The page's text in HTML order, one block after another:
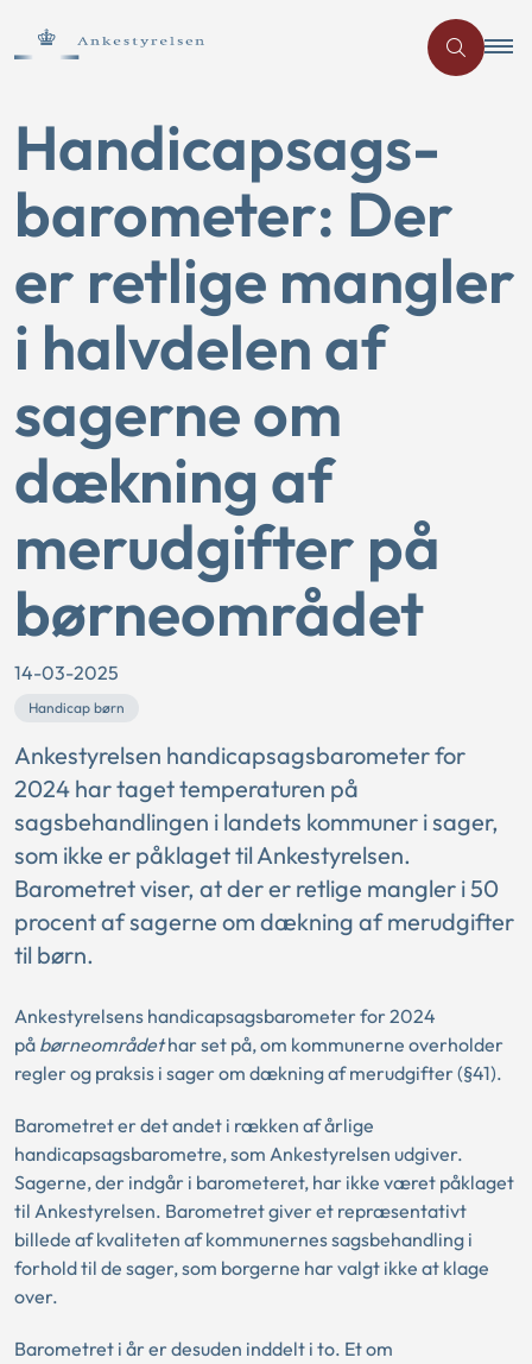
Handicapsags-
barometer: Der
er retlige mangler
i halvdelen af
sagerne om
dækning af
merudgifter på
børneområdet
14-03-2025
Handicap børn
Ankestyrelsen handicapsagsbarometer for
2024 har taget temperaturen på
sagsbehandlingen i landets kommuner i sager,
som ikke er påklaget til Ankestyrelsen.
Barometret viser, at der er retlige mangler i 50
procent af sagerne om dækning af merudgifter
til børn.
Ankestyrelsens handicapsagsbarometer for 2024
på børneområdet har set på, om kommunerne overholder
regler og praksis i sager om dækning af merudgifter (§41).
Barometret er det andet i rækken af årlige
handicapsagsbarometre, som Ankestyrelsen udgiver.
Sagerne, der indgår i barometeret, har ikke været påklaget
til Ankestyrelsen. Barometret giver et repræsentativt
billede af kvaliteten af kommunernes sagsbehandling i
forhold til de sager, som borgerne har valgt ikke at klage
over.
Barometret i år er desuden inddelt i to. Et om